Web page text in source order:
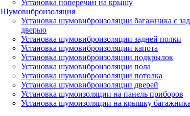
Установка поперечин на крышу
Шумовиброизоляция
Установка шумовиброизоляции багажника с
дверью
Установка шумовиброизоляции задней полки
Установка шумовиброизоляции капота
Установка шумовиброизоляции подкрылок
Установка шумовиброизоляции пола
Установка шумовиброизоляции потолка
Установка шумовиброизоляции дверей
Установка шумоизоляции на панель приборов
Установка шумоизоляции на крышку багажника